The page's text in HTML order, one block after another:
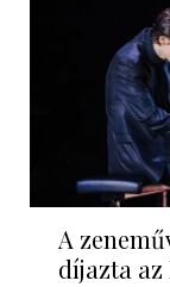
A
díjazta az